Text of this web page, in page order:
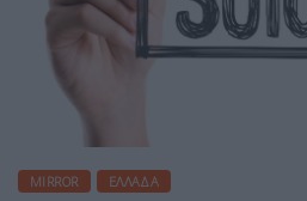
MIRROR ΕΛΛΆΔΑ